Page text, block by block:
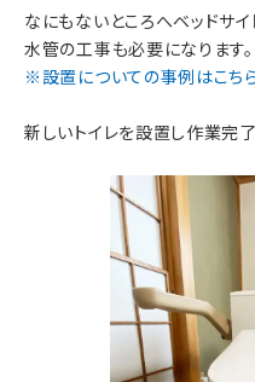
なにもないところへベッドサ
水管の工事も必要になります。
※設置についての事例はこち
新しいトイレを設置し作業完了